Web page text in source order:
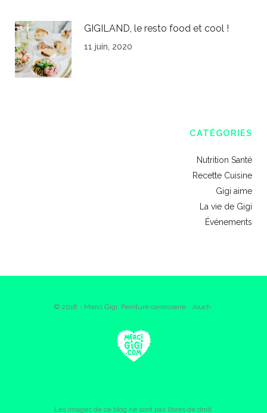
GIGILAND, le resto food et cool !
11 juin, 2020
CATÉGORIES
Nutrition Santé
Recette Cuisine
Gigi aime
La vie de Gigi
Événements
© 2018 - Merci Gigi. Peinture carrosserie : Jouch.
Les images de ce blog ne sont pas libres de droit.